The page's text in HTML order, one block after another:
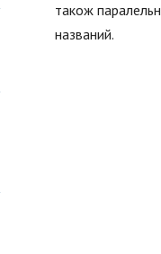
також
названий.